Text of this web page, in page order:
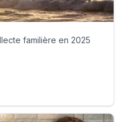
familière en 2025